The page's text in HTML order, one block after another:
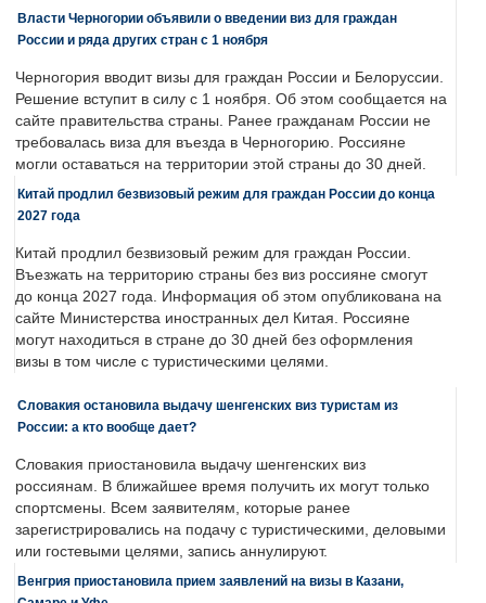
Власти Черногории объявили о введении виз для граждан
России и ряда других стран с 1 ноября
Черногория вводит визы для граждан России и Белоруссии.
Решение вступит в силу с 1 ноября. Об этом сообщается на
сайте правительства страны. Ранее гражданам России не
требовалась виза для въезда в Черногорию. Россияне
могли оставаться на территории этой страны до 30 дней.
Китай продлил безвизовый режим для граждан России до конца
2027 года
Китай продлил безвизовый режим для граждан России.
Въезжать на территорию страны без виз россияне смогут
до конца 2027 года. Информация об этом опубликована на
сайте Министерства иностранных дел Китая. Россияне
могут находиться в стране до 30 дней без оформления
визы в том числе с туристическими целями.
Словакия остановила выдачу шенгенских виз туристам из
России: а кто вообще дает?
Словакия приостановила выдачу шенгенских виз
россиянам. В ближайшее время получить их могут только
спортсмены. Всем заявителям, которые ранее
зарегистрировались на подачу с туристическими, деловыми
или гостевыми целями, запись аннулируют.
Венгрия приостановила прием заявлений на визы в Казани,